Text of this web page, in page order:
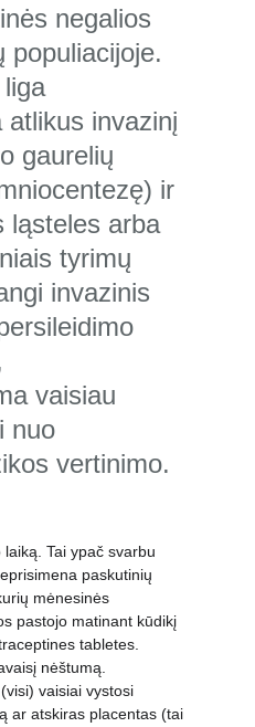
Tai ypač svarbu
paskutinių
mėnesinės
pastojo matinant kūdikį
tabletes.
nėštumą.
vaisiai vystosi
ar atskiras placentas (tai
negalios
populiacijoje.
atlikus invazinį
gaurelių
ir
ląsteles arba
tyrimų
invazinis
vaisiau
nuo
vertinimo.